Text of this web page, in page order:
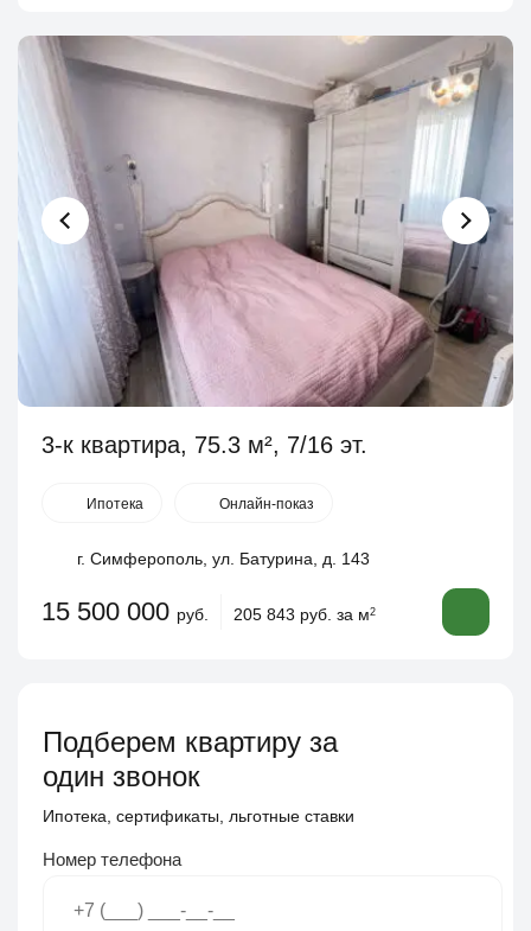
3-к квартира, 75.3 м², 7/16 эт.
Ипотека Онлайн-показ
г. Симферополь, ул. Батурина, д. 143
15 500 000 руб. 205 843 руб. за м2
Подберем квартиру за
один звонок
Ипотека, сертификаты, льготные ставки
Номер телефона